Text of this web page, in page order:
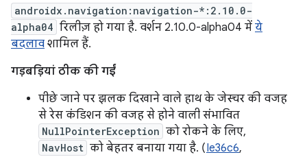
androidx.navigation:navigation-*:2.10.0-
alpha04 रिलीज़ हो गया है. वर्शन 2.10.0-alpha04 में ये
बदलाव शामिल हैं.
गड़बड़ियां ठीक की गईं
पीछे जाने पर झलक दिखाने वाले हाथ के जेस्चर की वजह
से रेस कंडिशन की वजह से होने वाली संभावित
NullPointerException को रोकने के लिए,
NavHost को बेहतर बनाया गया है. (Ie36c6,